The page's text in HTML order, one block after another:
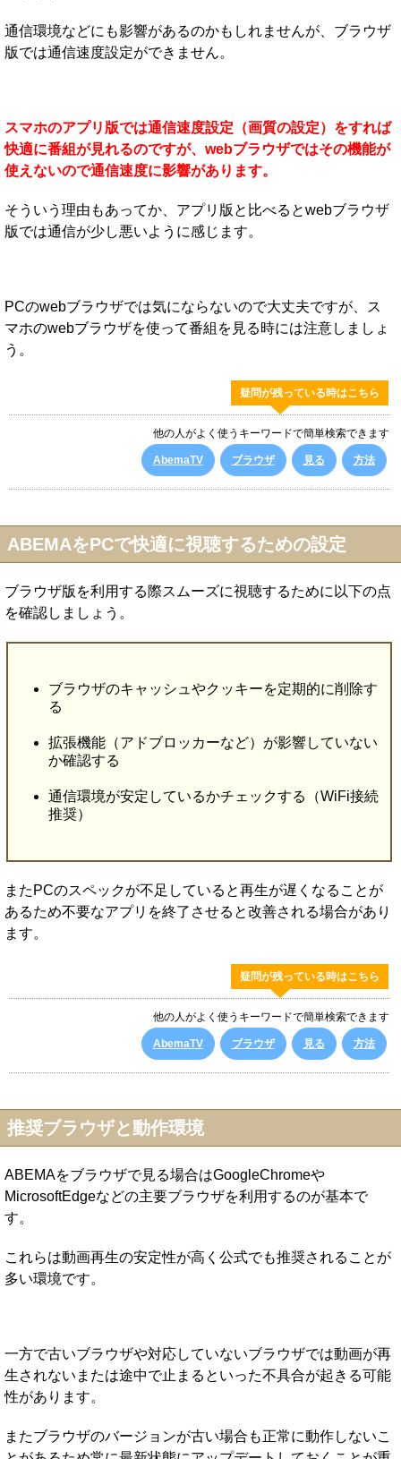
通信環境などにも影響があるのかもしれませんが、ブラウザ
版では通信速度設定ができません。
スマホのアプリ版では通信速度設定（画質の設定）をすれば
快適に番組が見れるのですが、webブラウザではその機能が
使えないので通信速度に影響があります。
そういう理由もあってか、アプリ版と比べるとwebブラウザ
版では通信が少し悪いように感じます。
PCのwebブラウザでは気にならないので大丈夫ですが、ス
マホのwebブラウザを使って番組を見る時には注意しましょ
う。
疑問が残っている時はこちら
他の人がよく使うキーワードで簡単検索できます
AbemaTV ブラウザ 見る 方法
ABEMAをPCで快適に視聴するための設定
ブラウザ版を利用する際スムーズに視聴するために以下の点
を確認しましょう。
ブラウザのキャッシュやクッキーを定期的に削除す
る
拡張機能（アドブロッカーなど）が影響していない
か確認する
通信環境が安定しているかチェックする（WiFi接続
推奨）
またPCのスペックが不足していると再生が遅くなることが
あるため不要なアプリを終了させると改善される場合があり
ます。
疑問が残っている時はこちら
他の人がよく使うキーワードで簡単検索できます
AbemaTV ブラウザ 見る 方法
推奨ブラウザと動作環境
ABEMAをブラウザで見る場合はGoogleChromeや
MicrosoftEdgeなどの主要ブラウザを利用するのが基本で
す。
これらは動画再生の安定性が高く公式でも推奨されることが
多い環境です。
一方で古いブラウザや対応していないブラウザでは動画が再
生されないまたは途中で止まるといった不具合が起きる可能
性があります。
またブラウザのバージョンが古い場合も正常に動作しないこ